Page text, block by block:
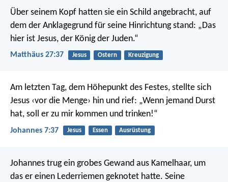
Über seinem Kopf hatten sie ein Schild angebracht, auf
dem der Anklagegrund für seine Hinrichtung stand: „Das
hier ist Jesus, der König der Juden.“
Matthäus 27:37 Jesus Ostern Kreuzigung
Am letzten Tag, dem Höhepunkt des Festes, stellte sich
Jesus ‹vor die Menge› hin und rief: „Wenn jemand Durst
hat, soll er zu mir kommen und trinken!“
Johannes 7:37 Jesus Essen Ausrüstung
Johannes trug ein grobes Gewand aus Kamelhaar, um
das er einen Lederriemen geknotet hatte. Seine